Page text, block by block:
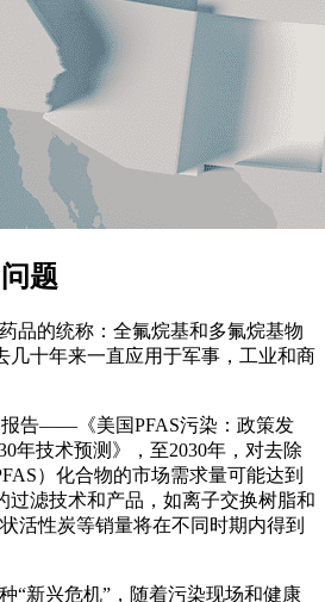
题
品的统称：全氟烷基和多氟烷基物
几十年来一直应用于军事，工业和商
报告——《美国PFAS污染：政策发
年技术预测》，至2030年，对去除
）化合物的市场需求量可能达到
过滤技术和产品，如离子交换树脂和
活性炭等销量将在不同时期内得到
“新兴危机”，随着污染现场和健康